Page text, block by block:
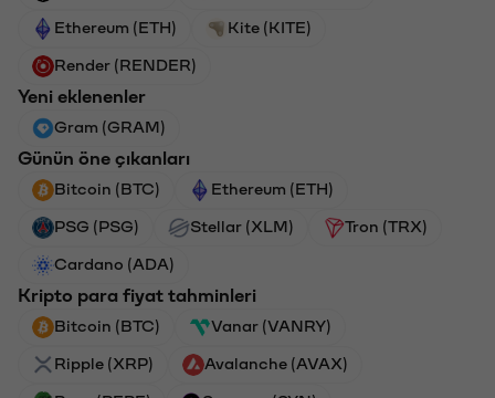
Ethereum (ETH) Kite (KITE)
Render (RENDER)
Yeni eklenenler
Gram (GRAM)
Günün öne çıkanları
Bitcoin (BTC) Ethereum (ETH)
PSG (PSG) Stellar (XLM) Tron (TRX)
Cardano (ADA)
Kripto para fiyat tahminleri
Bitcoin (BTC) Vanar (VANRY)
Ripple (XRP) Avalanche (AVAX)